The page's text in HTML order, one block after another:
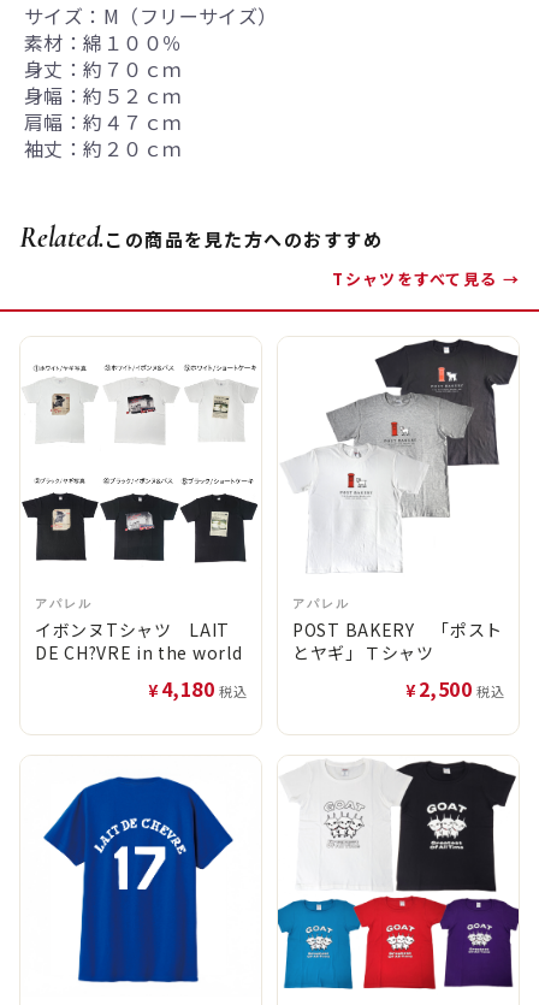
サイズ：M（フリーサイズ）
素材：綿１００％
身丈：約７０ｃｍ
身幅：約５２ｃｍ
肩幅：約４７ｃｍ
袖丈：約２０ｃｍ
Related.この商品を見た方へのおすすめ
Tシャツをすべて見る →
アパレル
イボンヌTシャツ LAIT
DE CH?VRE in the world
¥4,180 税込
アパレル
POST BAKERY 「ポスト
とヤギ」Ｔシャツ
¥2,500 税込